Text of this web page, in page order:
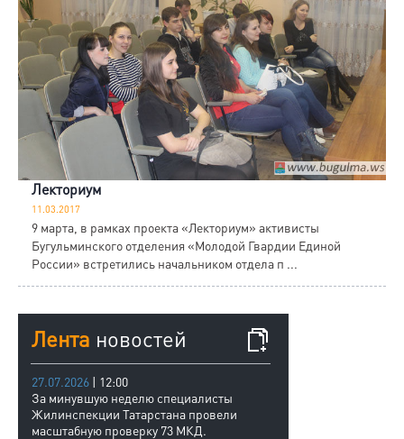
Лекториум
11.03.2017
9 марта, в рамках проекта «Лекториум» активисты
Бугульминского отделения «Молодой Гвардии Единой
России» встретились начальником отдела п ...
Лента новостей
27.07.2026 | 12:00
За минувшую неделю специалисты
Жилинспекции Татарстана провели
масштабную проверку 73 МКД.